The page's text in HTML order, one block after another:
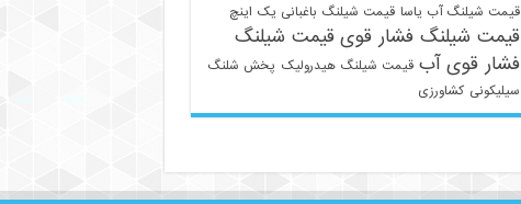
قیمت شیلنگ آب یاسا قیمت شیلنگ باغبانی یک اینچ
قیمت شیلنگ فشار قوی قیمت شیلنگ
فشار قوی آب قیمت شیلنگ هیدرولیک پخش شلنگ
سیلیکونی کشاورزی